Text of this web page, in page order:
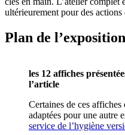
ultérieurement pour des actions
Plan de l’exposition
les 12 affiches
l’article
Certaines de ces
adaptées pour une autre
service de l’hygiène